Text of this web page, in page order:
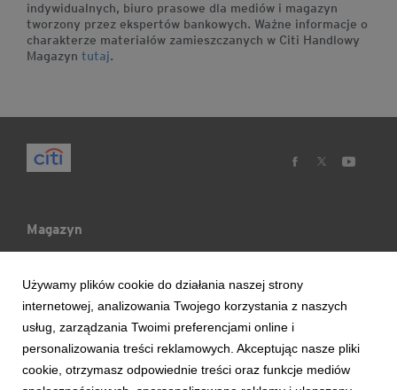
indywidualnych, biuro prasowe dla mediów i magazyn
tworzony przez ekspertów bankowych. Ważne informacje o
charakterze materiałów zamieszczanych w Citi Handlowy
Magazyn tutaj.
Magazyn
Mój Blog
Ludzie & Wydarzenia
Trendy & Raporty
Używamy plików cookie do działania naszej strony
internetowej, analizowania Twojego korzystania z naszych
usług, zarządzania Twoimi preferencjami online i
personalizowania treści reklamowych. Akceptując nasze pliki
cookie, otrzymasz odpowiednie treści oraz funkcje mediów